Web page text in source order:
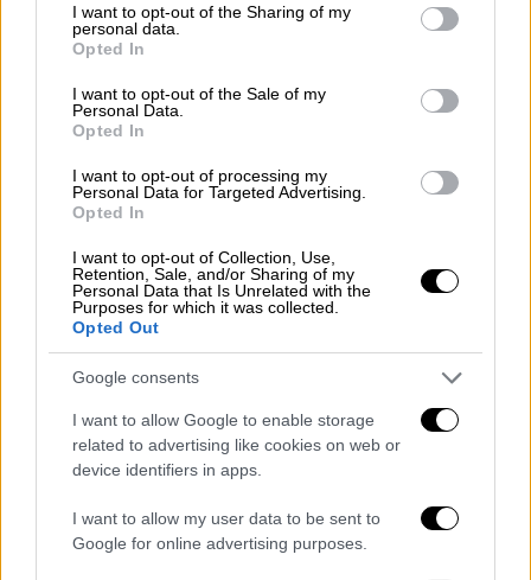
not limited to your visit or usage behaviour. You may click to
grant or deny consent to Google and its third-party tags to
use your data for below specified purposes in below Google
consent section.
I want to opt-out of the Sharing of my
personal data.
Opted In
I want to opt-out of the Sale of my
Personal Data.
Opted In
I want to opt-out of processing my
Personal Data for Targeted Advertising.
Opted In
I want to opt-out of Collection, Use,
Retention, Sale, and/or Sharing of my
Personal Data that Is Unrelated with the
Purposes for which it was collected.
Opted Out
Google consents
I want to allow Google to enable storage
related to advertising like cookies on web or
device identifiers in apps.
I want to allow my user data to be sent to
Google for online advertising purposes.
Η ανάρτηση του Ουλράιχ
«Με βαθιά θλίψη θα θέλαμε να σας
ενημερώσουμε σήμερα ότι ο γιος μας
από μακρά και σοβαρή ασθένεια.
μας είναι αφάνταστα δύσκολη, ωστόσο είναι
για εμάς ως οικογένεια ένα σημαντικό βήμα,
ώστε να δημιουργηθεί σαφήνεια τόσο στον
περίγυρό μας όσο και στο ευρύτερο κοινό.
Μαζί με την κόρη μας προσπαθούμε τώρα,
βήμα βήμα, να επιστρέψουμε στη ζωή.
Ένα ιδιαίτερο ευχαριστώ απευθύνουμε στις
Μπάγερν Μονάχου για τη διακριτικότητα και